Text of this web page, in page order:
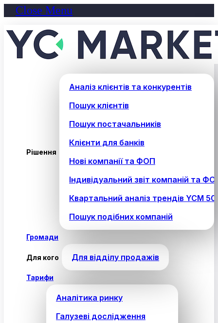
Close Menu
Рішення
Аналіз клієнтів та конкурентів
Пошук клієнтів
Пошук постачальників
Клієнти для банків
Нові компанії та ФОП
Індивідуальний звіт компаній та
Квартальний аналіз трендів YCM
Пошук подібних компаній
Громади
Для кого Для відділу продажів
Тарифи
Аналітика ринку
Галузеві дослідження